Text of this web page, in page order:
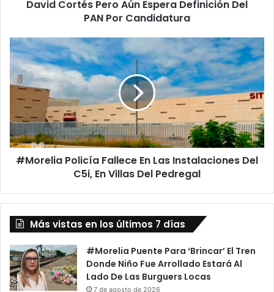
Definición
Por
Candidatura
David Cortés Pero Aún Espera Definición Del
PAN Por Candidatura
#Morelia
Policía
Fallece
En
Instalaciones
Del
C5i,
En
Villas
#Morelia Policía Fallece En Las Instalaciones Del
C5i, En Villas Del Pedregal
Más vistas en los últimos 7 días
#Morelia Puente Para ‘Brincar’ El Tren
Donde Niño Fue Arrollado Estará Al
Lado De Las Burguers Locas
7 de agosto de 2026